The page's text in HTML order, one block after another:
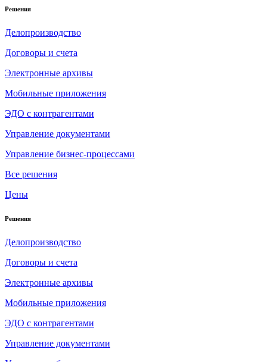
Решения
Делопроизводство
Договоры и счета
Электронные архивы
Мобильные приложения
ЭДО с контрагентами
Управление документами
Управление бизнес-процессами
Все решения
Цены
Решения
Делопроизводство
Договоры и счета
Электронные архивы
Мобильные приложения
ЭДО с контрагентами
Управление документами